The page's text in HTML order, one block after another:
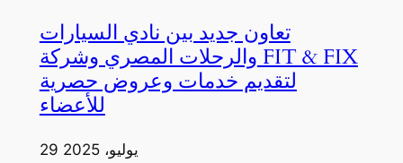
تعاون جديد بين نادي السيارات
والرحلات المصري وشركة FIT & FIX
لتقديم خدمات وعروض حصرية
للأعضاء
29 يوليو، 2025